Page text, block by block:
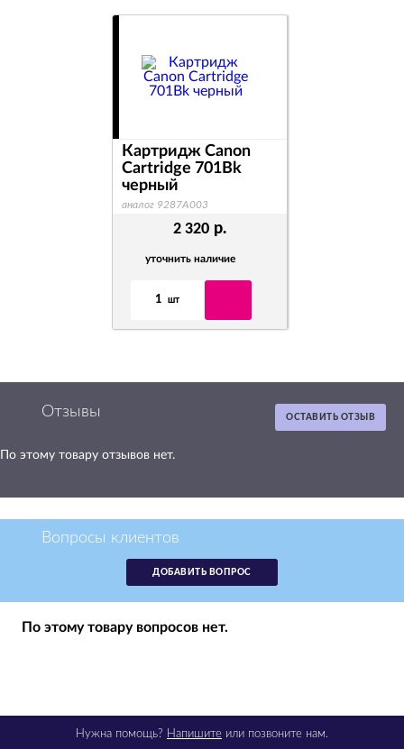
2 320 р.
уточнить наличие
1 шт
Картридж Canon
Cartridge 701Bk
черный
аналог 9287A003
2 320 р.
уточнить наличие
1 шт
Cartridge 701C
аналог 9286A003
ОСТАВИТЬ ОТЗЫВ
Отзывы
По этому товару отзывов нет.
ДОБАВИТЬ ВОПРОС
Вопросы клиентов
По этому товару вопросов нет.
Нужна помощь? Напишите или позвоните нам.